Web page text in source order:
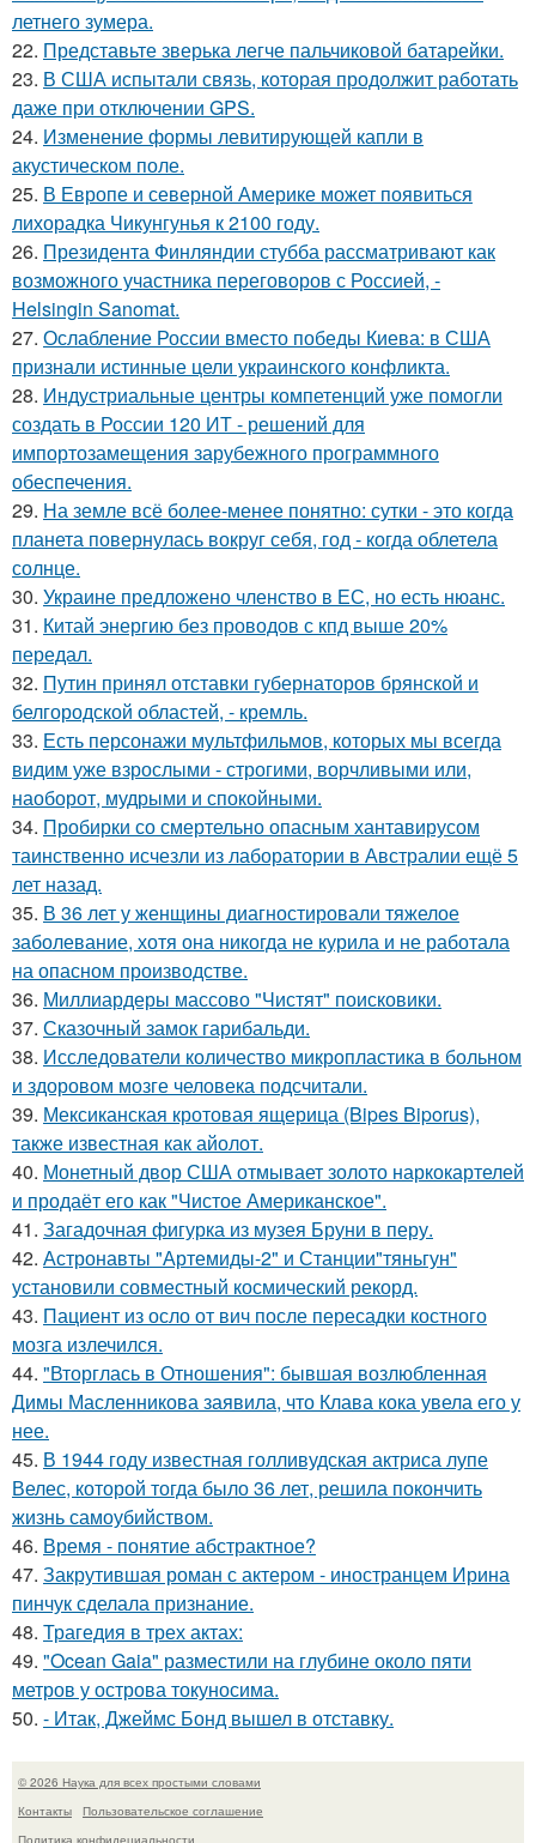
летнего зумера.
22. Представьте зверька легче пальчиковой батарейки.
23. В США испытали связь, которая продолжит работать
даже при отключении GPS.
24. Изменение формы левитирующей капли в
акустическом поле.
25. В Европе и северной Америке может появиться
лихорадка Чикунгунья к 2100 году.
26. Президента Финляндии стубба рассматривают как
возможного участника переговоров с Россией, -
Helsingin Sanomat.
27. Ослабление России вместо победы Киева: в США
признали истинные цели украинского конфликта.
28. Индустриальные центры компетенций уже помогли
создать в России 120 ИТ - решений для
импортозамещения зарубежного программного
обеспечения.
29. На земле всё более-менее понятно: сутки - это когда
планета повернулась вокруг себя, год - когда облетела
солнце.
30. Украине предложено членство в ЕС, но есть нюанс.
31. Китай энергию без проводов с кпд выше 20%
передал.
32. Путин принял отставки губернаторов брянской и
белгородской областей, - кремль.
33. Есть персонажи мультфильмов, которых мы всегда
видим уже взрослыми - строгими, ворчливыми или,
наоборот, мудрыми и спокойными.
34. Пробирки со смертельно опасным хантавирусом
таинственно исчезли из лаборатории в Австралии ещё 5
лет назад.
35. В 36 лет у женщины диагностировали тяжелое
заболевание, хотя она никогда не курила и не работала
на опасном производстве.
36. Миллиардеры массово "Чистят" поисковики.
37. Сказочный замок гарибальди.
38. Исследователи количество микропластика в больном
и здоровом мозге человека подсчитали.
39. Мексиканская кротовая ящерица (Bipes Biporus),
также известная как айолот.
40. Монетный двор США отмывает золото наркокартелей
и продаёт его как "Чистое Американское".
41. Загадочная фигурка из музея Бруни в перу.
42. Астронавты "Артемиды-2" и Станции"тяньгун"
установили совместный космический рекорд.
43. Пациент из осло от вич после пересадки костного
мозга излечился.
44. "Вторглась в Отношения": бывшая возлюбленная
Димы Масленникова заявила, что Клава кока увела его у
нее.
45. В 1944 году известная голливудская актриса лупе
Велес, которой тогда было 36 лет, решила покончить
жизнь самоубийством.
46. Время - понятие абстрактное?
47. Закрутившая роман с актером - иностранцем Ирина
пинчук сделала признание.
48. Трагедия в трех актах:
49. "Ocean Gaia" разместили на глубине около пяти
метров у острова токуносима.
50. - Итак, Джеймс Бонд вышел в отставку.
© 2026 Наука для всех простыми словами
Контакты
Пользовательское соглашение